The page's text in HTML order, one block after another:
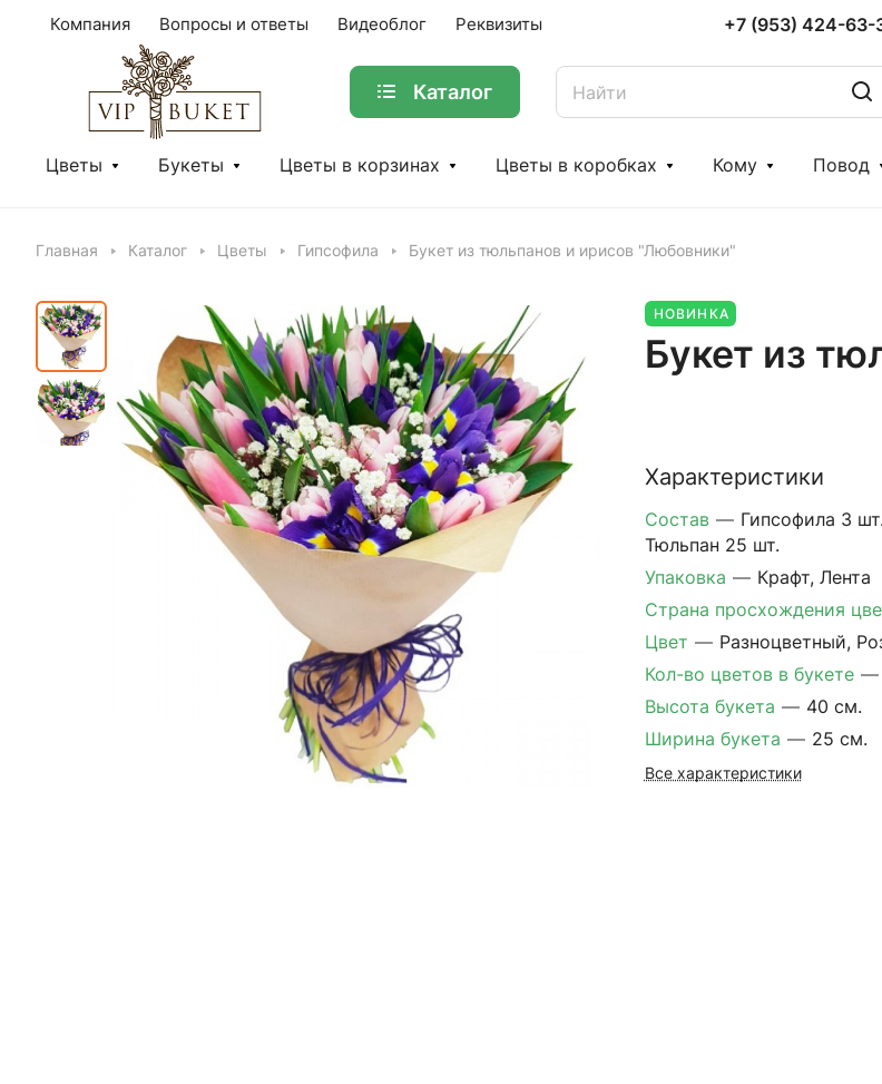
Компания Вопросы и ответы Видеоблог Реквизиты +7 (953) 424-63-
Каталог
Цветы Букеты Цветы в корзинах Цветы в коробках Кому Повод
Главная Каталог Цветы Гипсофила Букет из тюльпанов и ирисов "Любовники"
НОВИНКА
Букет из
Характеристики
Состав — Гипсофила 3
Тюльпан 25 шт.
Упаковка — Крафт, Лента
Страна просхождения
Цвет — Разноцветный,
Кол-во цветов в букете —
Высота букета — 40 см.
Ширина букета — 25 см.
Все характеристики